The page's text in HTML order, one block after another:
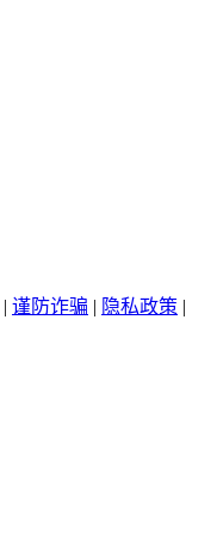
| 谨防诈骗 | 隐私政策 |